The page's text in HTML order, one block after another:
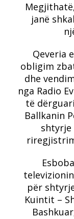
janë
Qeveria
obligim
dhe
nga Radio
të
Ballkanin
për
Kuintit –